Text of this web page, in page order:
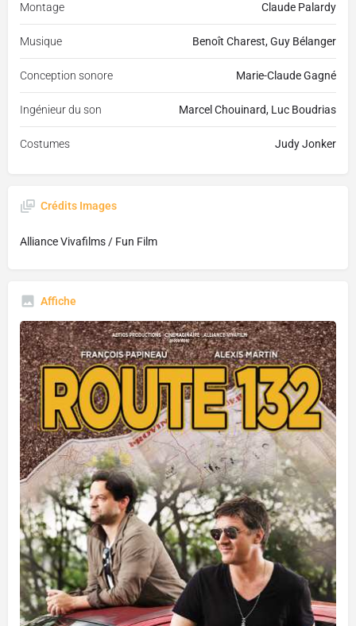
Montage Claude Palardy
Musique Benoît Charest, Guy Bélanger
Conception sonore Marie-Claude Gagné
Ingénieur du son Marcel Chouinard, Luc Boudrias
Costumes Judy Jonker
Crédits Images
Alliance Vivafilms / Fun Film
Affiche